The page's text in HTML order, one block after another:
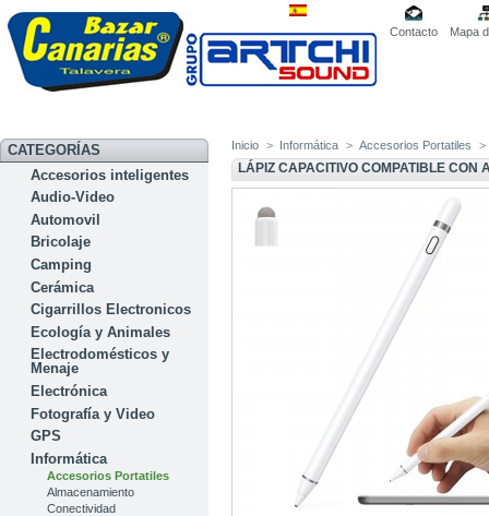
Contacto Mapa
CATEGORÍAS
Accesorios inteligentes
Audio-Video
Automovil
Bricolaje
Camping
Cerámica
Cigarrillos Electronicos
Ecología y Animales
Electrodomésticos y
Menaje
Electrónica
Fotografía y Video
GPS
Informática
Accesorios Portatiles
Almacenamiento
Conectividad
Inicio > Informática > Accesorios Portatiles >
LÁPIZ CAPACITIVO COMPATIBLE CON